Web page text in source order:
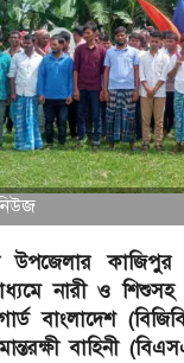
উপজেলার কাজিপুর
নারী ও
বাংলাদেশ
বাহিনী